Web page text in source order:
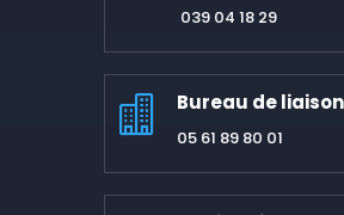
039 04 18 29
 Bureau de
05 61 89 80 01